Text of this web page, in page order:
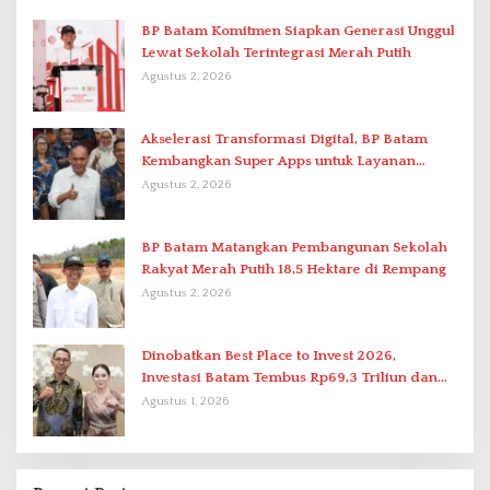
BP Batam Komitmen Siapkan Generasi Unggul
Lewat Sekolah Terintegrasi Merah Putih
Agustus 2, 2026
Akselerasi Transformasi Digital, BP Batam
Kembangkan Super Apps untuk Layanan
Terpadu
Agustus 2, 2026
BP Batam Matangkan Pembangunan Sekolah
Rakyat Merah Putih 18,5 Hektare di Rempang
Agustus 2, 2026
Dinobatkan Best Place to Invest 2026,
Investasi Batam Tembus Rp69,3 Triliun dan
Ekonomi Tumbuh 6,76 Persen
Agustus 1, 2026